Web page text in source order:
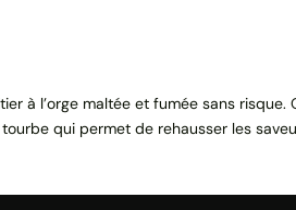
à l’orge maltée et fumée sans risque.
qui permet de rehausser les